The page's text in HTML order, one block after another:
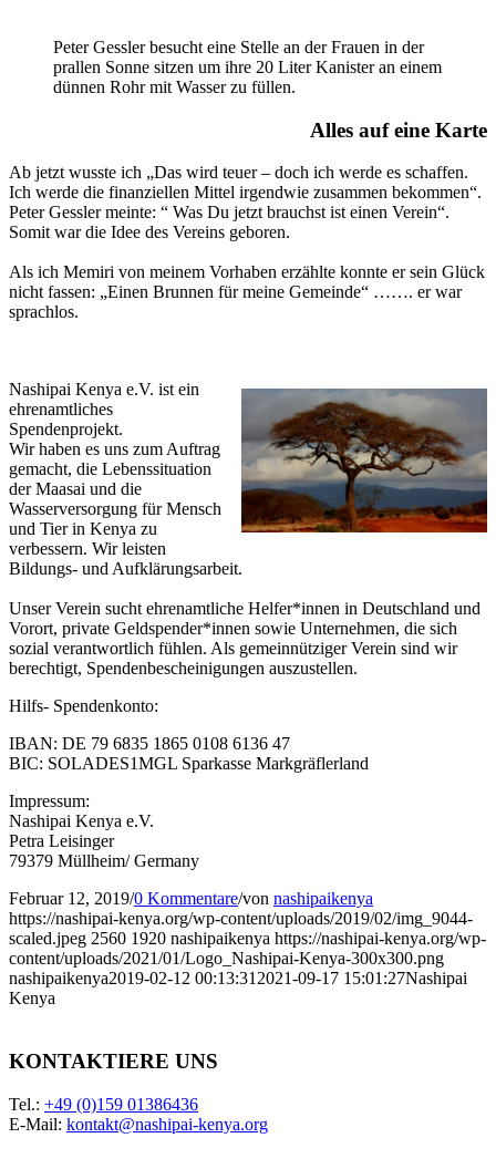
Peter Gessler besucht eine Stelle an der Frauen in der
prallen Sonne sitzen um ihre 20 Liter Kanister an einem
dünnen Rohr mit Wasser zu füllen.
Alles auf eine Karte
Ab jetzt wusste ich „Das wird teuer – doch ich werde es schaffen.
Ich werde die finanziellen Mittel irgendwie zusammen bekommen“.
Peter Gessler meinte: “ Was Du jetzt brauchst ist einen Verein“.
Somit war die Idee des Vereins geboren.
Als ich Memiri von meinem Vorhaben erzählte konnte er sein Glück
nicht fassen: „Einen Brunnen für meine Gemeinde“ ……. er war
sprachlos.
Nashipai Kenya e.V. ist ein
ehrenamtliches
Spendenprojekt.
Wir haben es uns zum Auftrag
gemacht, die Lebenssituation
der Maasai und die
Wasserversorgung für Mensch
und Tier in Kenya zu
verbessern. Wir leisten
Bildungs- und Aufklärungsarbeit.
Unser Verein sucht ehrenamtliche Helfer*innen in Deutschland und
Vorort, private Geldspender*innen sowie Unternehmen, die sich
sozial verantwortlich fühlen. Als gemeinnütziger Verein sind wir
berechtigt, Spendenbescheinigungen auszustellen.
Hilfs- Spendenkonto:
IBAN: DE 79 6835 1865 0108 6136 47
BIC: SOLADES1MGL Sparkasse Markgräflerland
Impressum:
Nashipai Kenya e.V.
Petra Leisinger
79379 Müllheim/ Germany
Februar 12, 2019/0 Kommentare/von nashipaikenya
https://nashipai-kenya.org/wp-content/uploads/2019/02/img_9044-
scaled.jpeg 2560 1920 nashipaikenya https://nashipai-kenya.org/wp-
content/uploads/2021/01/Logo_Nashipai-Kenya-300x300.png
nashipaikenya2019-02-12 00:13:31 2021-09-17 15:01:27Nashipai
Kenya
KONTAKTIERE UNS
Tel.: +49 (0)159 01386436
E-Mail: kontakt@nashipai-kenya.org